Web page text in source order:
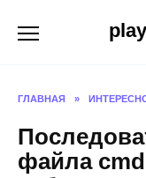
ГЛАВНАЯ »
файла